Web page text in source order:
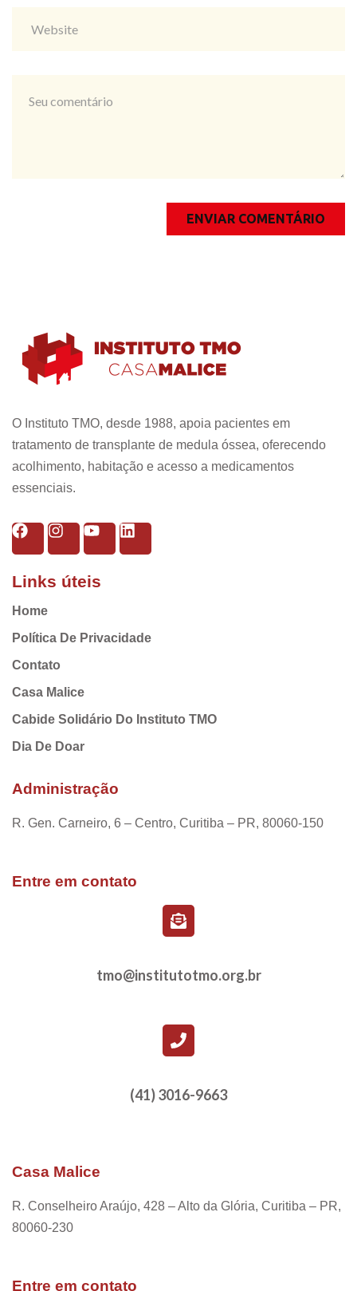
O Instituto TMO, desde 1988, apoia pacientes em
tratamento de transplante de medula óssea, oferecendo
acolhimento, habitação e acesso a medicamentos
essenciais.
Links úteis
Home
Política De Privacidade
Contato
Casa Malice
Cabide Solidário Do Instituto TMO
Dia De Doar
Administração
R. Gen. Carneiro, 6 – Centro, Curitiba – PR, 80060-150
Entre em contato
tmo@institutotmo.org.br
(41) 3016-9663
Casa Malice
R. Conselheiro Araújo, 428 – Alto da Glória, Curitiba – PR,
80060-230
Entre em contato